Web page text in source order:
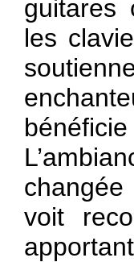
guitares
les
voit